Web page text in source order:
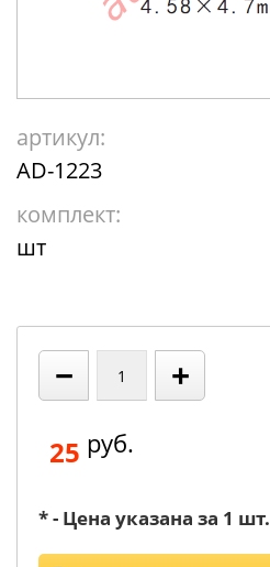
артикул:
AD-1223
комплект:
шт
− +
25 руб.
* - Цена указана за 1 шт.